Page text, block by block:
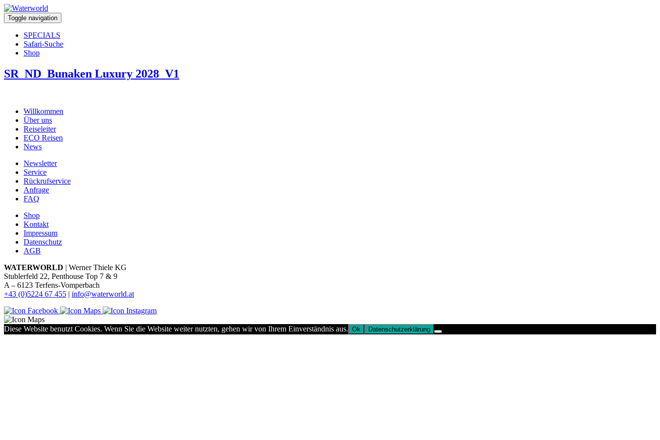
Toggle navigation
SPECIALS
Safari-Suche
Shop
SR_ND_Bunaken Luxury 2028_V1
Willkommen
Über uns
Reiseleiter
ECO Reisen
News
Newsletter
Service
Rückrufservice
Anfrage
FAQ
Shop
Kontakt
Impressum
Datenschutz
AGB
WATERWORLD | Werner Thiele KG
Stublerfeld 22, Penthouse Top 7 & 9
A – 6123 Terfens-Vomperbach
+43 (0)5224 67 455 | info@waterworld.at
Diese Website benutzt Cookies. Wenn Sie die Website weiter nutzten, gehen wir von Ihrem Einverständnis aus. Ok Datenschutzerklärung